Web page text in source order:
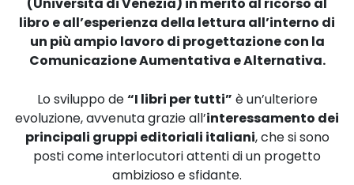
libro e all’esperienza della lettura all’interno di
un più ampio lavoro di progettazione con la
Comunicazione Aumentativa e Alternativa.
Lo sviluppo de“I libri per tutti” è un’ulteriore
evoluzione, avvenuta grazie all’interessamento dei
principali gruppi editoriali italiani, che si sono
posti come interlocutori attenti di un progetto
ambizioso e sfidante.